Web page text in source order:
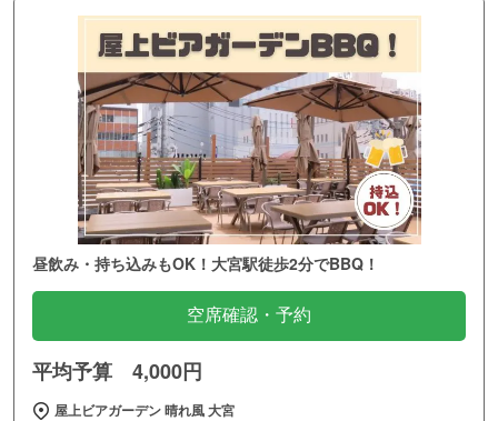
昼飲み・持ち込みもOK！大宮駅徒歩2分でBBQ！
空席確認・予約
平均予算 4,000円
屋上ビアガーデン 晴れ風 大宮